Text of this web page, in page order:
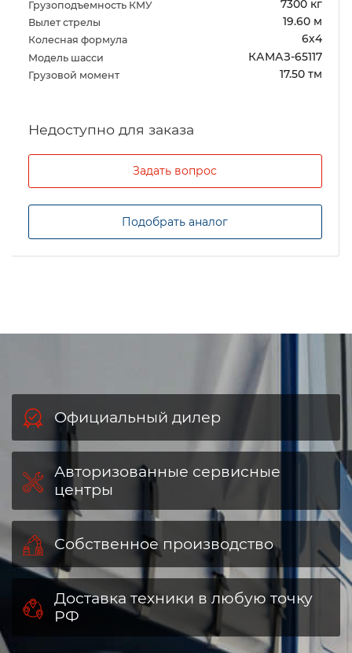
Грузоподъемность КМУ 7300 кг
Вылет стрелы 19.60 м
Колесная формула 6х4
Модель шасси КАМАЗ-65207
Грузовой момент 17.50 тм
Официальный дилер
Авторизованные сервисные
центры
Собственное производство